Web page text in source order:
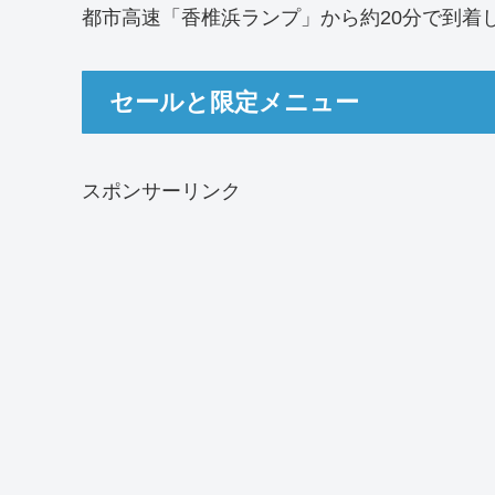
都市高速「香椎浜ランプ」から約20分で到着
セールと限定メニュー
スポンサーリンク